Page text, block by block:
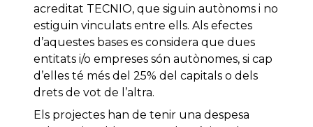
acreditat TECNIO, que siguin autònoms i no
estiguin vinculats entre ells. Als efectes
d’aquestes bases es considera que dues
entitats i/o empreses són autònomes, si cap
d’elles té més del 25% del capitals o dels
drets de vot de l’altra.
Els projectes han de tenir una despesa